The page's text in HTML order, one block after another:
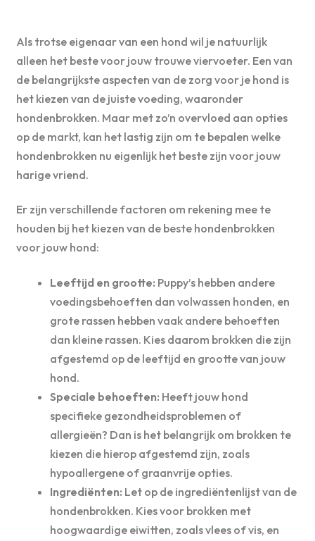
Als trotse eigenaar van een hond wil je natuurlijk
alleen het beste voor jouw trouwe viervoeter. Een van
de belangrijkste aspecten van de zorg voor je hond is
het kiezen van de juiste voeding, waaronder
hondenbrokken. Maar met zo’n overvloed aan opties
op de markt, kan het lastig zijn om te bepalen welke
hondenbrokken nu eigenlijk het beste zijn voor jouw
harige vriend.
Er zijn verschillende factoren om rekening mee te
houden bij het kiezen van de beste hondenbrokken
voor jouw hond:
Leeftijd en grootte: Puppy’s hebben andere
voedingsbehoeften dan volwassen honden, en
grote rassen hebben vaak andere behoeften
dan kleine rassen. Kies daarom brokken die zijn
afgestemd op de leeftijd en grootte van jouw
hond.
Speciale behoeften: Heeft jouw hond
specifieke gezondheidsproblemen of
allergieën? Dan is het belangrijk om brokken te
kiezen die hierop afgestemd zijn, zoals
hypoallergene of graanvrije opties.
Ingrediënten: Let op de ingrediëntenlijst van de
hondenbrokken. Kies voor brokken met
hoogwaardige eiwitten, zoals vlees of vis, en